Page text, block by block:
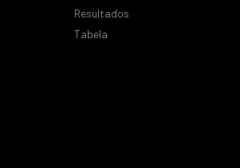
Resultados
Tabela